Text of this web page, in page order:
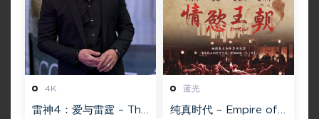
4K
雷神4：爱与雷霆 – Tho
蓝光
纯真时代 – Empire of